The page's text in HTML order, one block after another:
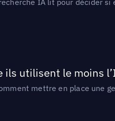
IA lit pour décider si
ils utilisent le moins
mettre en place une